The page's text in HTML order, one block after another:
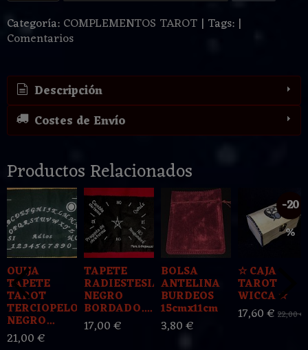
Categoría: COMPLEMENTOS TAROT | Tags: |
Comentarios
Descripción
Costes de Envío
Productos Relacionados
OUIJA
TAPETE
TAROT
TERCIOPELO
NEGRO...
21,00 €
TAPETE
RADIESTESIA
NEGRO
BORDADO....
17,00 €
BOLSA
ANTELINA
BURDEOS
15cmx11cm
3,80 €
-20
%
☆ CAJA
TAROT
WICCA ☆
17,60 € 22,00 €